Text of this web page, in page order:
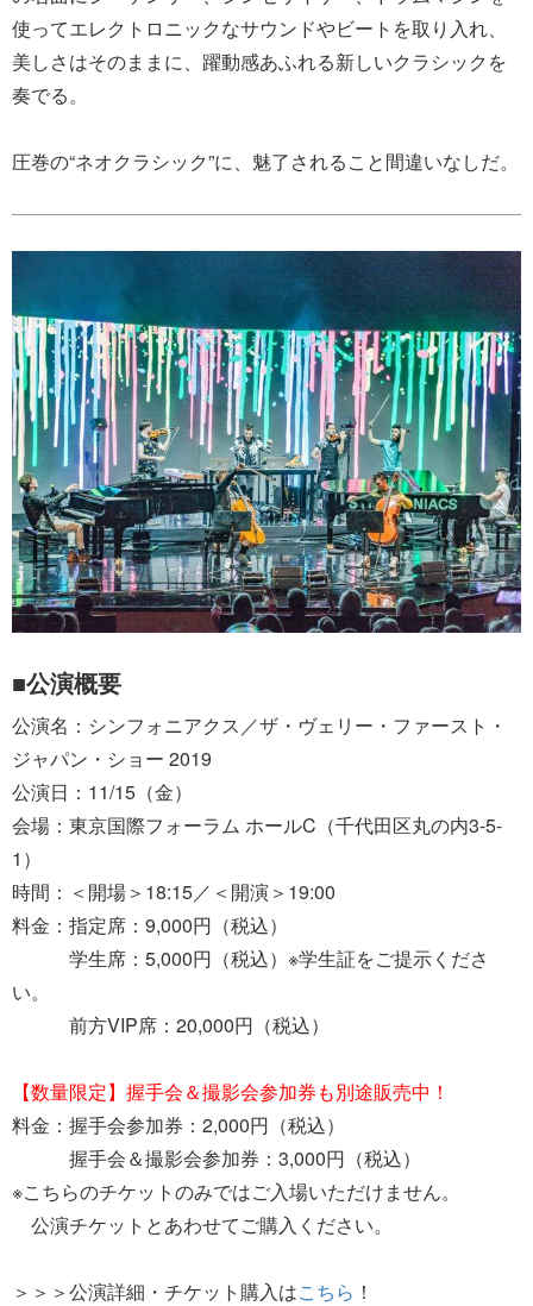
使ってエレクトロニックなサウンドやビートを取り入れ、
美しさはそのままに、躍動感あふれる新しいクラシックを
奏でる。
圧巻の“ネオクラシック”に、魅了されること間違いなしだ。
■公演概要
公演名：シンフォニアクス／ザ・ヴェリー・ファースト・
ジャパン・ショー 2019
公演日：11/15（金）
会場：東京国際フォーラム ホールC（千代田区丸の内3-5-
1）
時間：＜開場＞18:15／＜開演＞19:00
料金：指定席：9,000円（税込）
学生席：5,000円（税込）※学生証をご提示くださ
い。
前方VIP席：20,000円（税込）
【数量限定】握手会＆撮影会参加券も別途販売中！
料金：握手会参加券：2,000円（税込）
握手会＆撮影会参加券：3,000円（税込）
※こちらのチケットのみではご入場いただけません。
公演チケットとあわせてご購入ください。
＞＞＞公演詳細・チケット購入はこちら ！